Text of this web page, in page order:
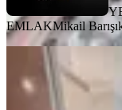
EMLAKMikail
MANZARALI